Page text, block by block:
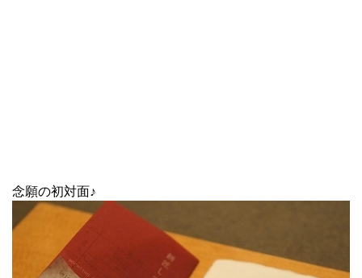
念願の初対面♪